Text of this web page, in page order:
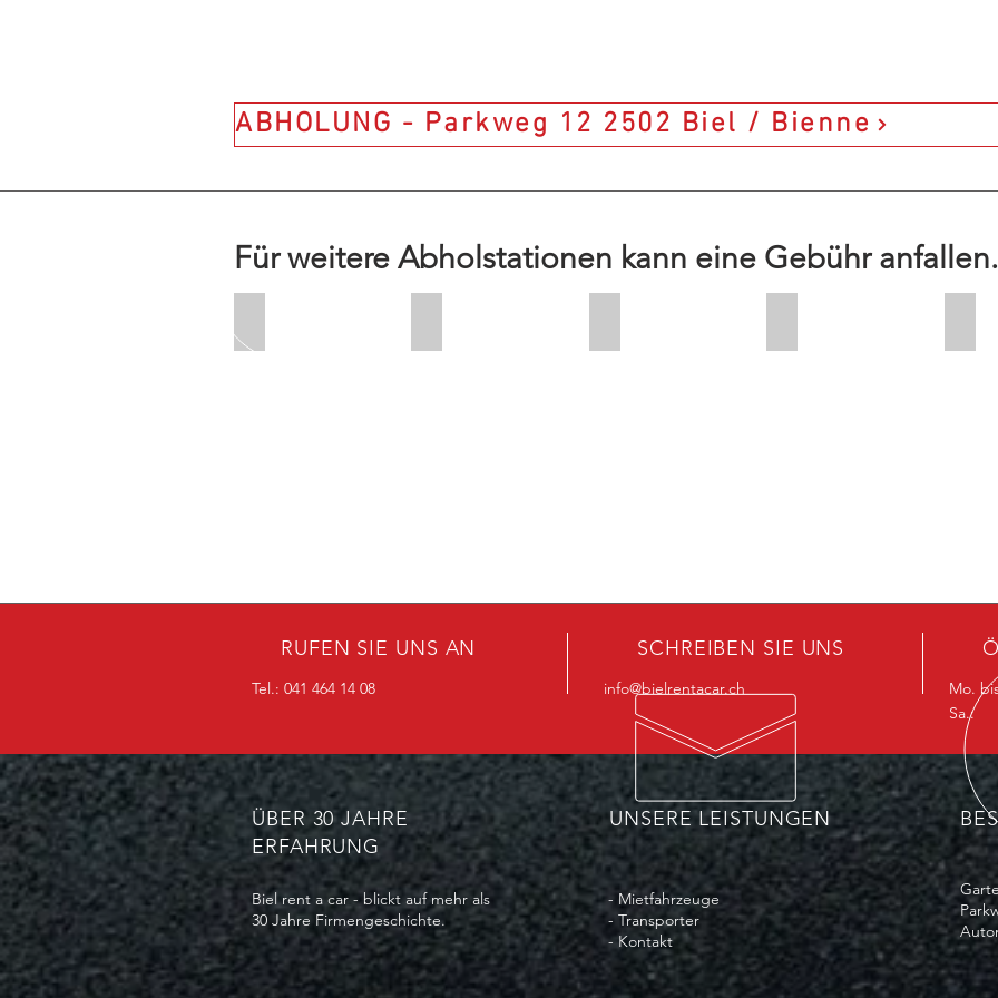
ABHOLUNG - Parkweg 12 2502 Biel / Bienne
Für weitere Abholstationen kann eine Gebühr anfallen.
RUFEN SIE UNS AN
Tel.: 041 464 14 08
SCHREIBEN SIE UNS
info@bielrentacar.ch
Mo.
Sa.:
ÜBER 30 JAHRE
ERFAHRUNG
Biel rent a car - blickt auf mehr als
30 Jahre Firmengeschichte.
UNSERE LEISTUNGEN
- Mietfahrzeuge
- Transporter
- Kontakt